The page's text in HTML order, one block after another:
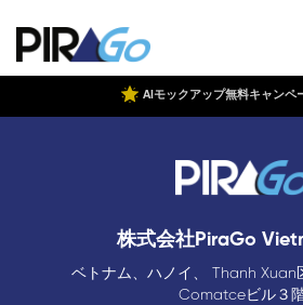
AIモックアップ無料キャンペ
株式会社PiraGo
ベトナム、ハノイ、 Thanh Xuan
Comatceビル３